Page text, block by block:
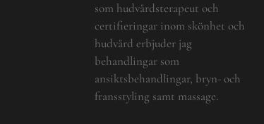
som hudvårdsterapeut och
certifieringar inom skönhet och
hudvård erbjuder jag
behandlingar som
ansiktsbehandlingar, bryn- och
fransstyling samt massage.